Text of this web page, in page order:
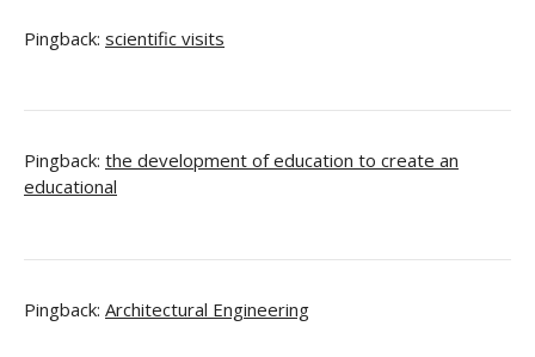
Pingback: scientific visits
Pingback: the development of education to create an
educational
Pingback: Architectural Engineering